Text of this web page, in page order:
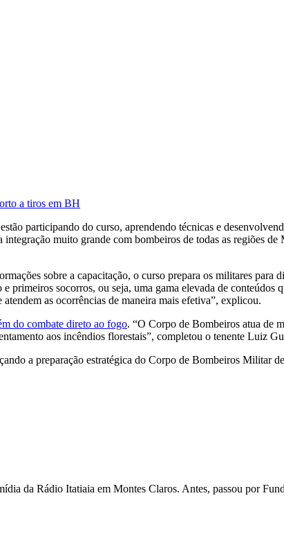
a tiros em BH
participando do curso, aprendendo técnicas e
muito grande com bombeiros de todas as regiões
sobre a capacitação, o curso prepara os militares para
primeiros socorros, ou seja, uma gama elevada de
as ocorrências de maneira mais efetiva”, explicou.
do combate direto ao fogo. “O Corpo de Bombeiros atua de
aos incêndios florestais”, completou o tenente Luiz
a preparação estratégica do Corpo de Bombeiros Militar
da Rádio Itatiaia em Montes Claros. Antes, passou por